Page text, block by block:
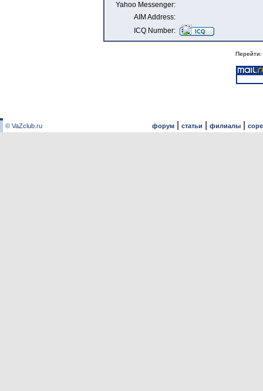
Yahoo Messenger:
AIM Address:
ICQ Number:
Перейти:
© VaZclub.ru форум| статьи филиалы|